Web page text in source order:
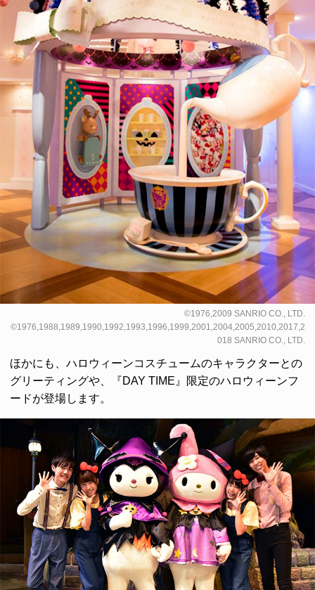
©1976,2009 SANRIO CO., LTD.
©1976,1988,1989,1990,1992,1993,1996,1999,2001,2004,2005,2010,2017,2
018 SANRIO CO., LTD.
ほかにも、ハロウィーンコスチュームのキャラクターとの
グリーティングや、『DAY TIME』限定のハロウィーンフ
ードが登場します。